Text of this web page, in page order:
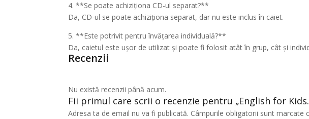
4. **Se poate achiziționa CD-ul separat?**
Da, CD-ul se poate achiziționa separat, dar nu este inclus în caiet.
5. **Este potrivit pentru învățarea individuală?**
Da, caietul este ușor de utilizat și poate fi folosit atât în grup, cât și
Recenzii
Nu există recenzii până acum.
Fii primul care scrii o recenzie pentru „English for
Adresa ta de email nu va fi publicată. Câmpurile obligatorii sunt marcate